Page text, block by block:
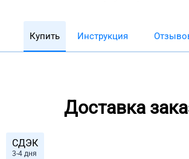
Купить Инструкция
Доставка
СДЭК
3-4 дня